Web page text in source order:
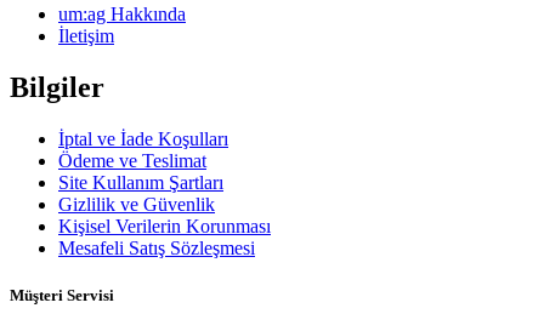
um:ag Hakkında
İletişim
Bilgiler
İptal ve İade Koşulları
Ödeme ve Teslimat
Site Kullanım Şartları
Gizlilik ve Güvenlik
Kişisel Verilerin Korunması
Mesafeli Satış Sözleşmesi
Müşteri Servisi